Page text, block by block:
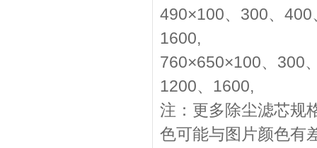
490×100、300、
1600,
760×650×100、300
1200、1600,
注：更多除尘滤芯规
色可能与图片颜色有